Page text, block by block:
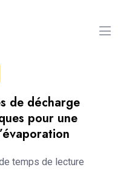
de décharge
pour une
temps de lecture